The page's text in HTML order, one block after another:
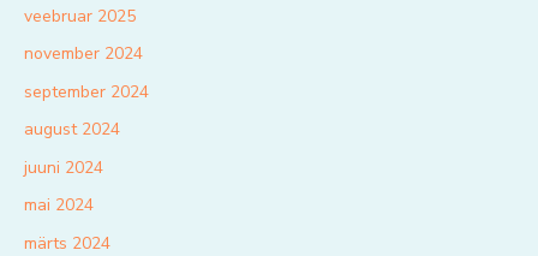
veebruar 2025
november 2024
september 2024
august 2024
juuni 2024
mai 2024
märts 2024